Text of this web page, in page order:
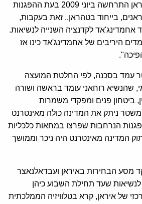
המשטר האסלאמי באיראן התרחשה ביוני 2009 בעת ההפגנות
בייחוד בטהראן.. זאת בעקבות,
לקדנציה השנייה לנשיאות.
היריבים של אחמדינג'אד כינו אז
עמד בסכנה, לפי החלטת המועצה
שהנשיא רוחאני עומד בראשה ושורה
ביטחון פנים ומפקדי משמרות
ניתק את המדינה כולה מאינטרנט
הנרחבות שפרצו במחאות כלכליות
2018 ו-2019 ניתוק המדינה מאינטרנט היה ניכר וממושך
מסע הבחירות באיראן ועבדאלנאצר
שעד תחילת השבוע כיהן
של איראן, קרא בטלוויזיה הממלכתית